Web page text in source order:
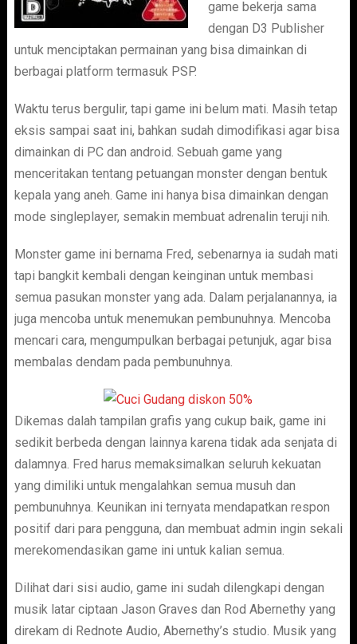
game bekerja sama
dengan D3 Publisher
untuk menciptakan permainan yang bisa dimainkan di
berbagai platform termasuk PSP.
Waktu terus bergulir, tapi game ini belum mati. Masih tetap
eksis sampai saat ini, bahkan sudah dimodifikasi agar bisa
dimainkan di PC dan android. Sebuah game yang
menceritakan tentang petuangan monster dengan bentuk
kepala yang aneh. Game ini hanya bisa dimainkan dengan
mode singleplayer, semakin membuat adrenalin teruji nih.
Monster game ini bernama Fred, sebenarnya ia sudah mati
tapi bangkit kembali dengan keinginan untuk membasi
semua pasukan monster yang ada. Dalam perjalanannya, ia
juga mencoba untuk menemukan pembunuhnya. Mencoba
mencari cara, mengumpulkan berbagai petunjuk, agar bisa
membalas dendam pada pembunuhnya.
Dikemas dalah tampilan grafis yang cukup baik, game ini
sedikit berbeda dengan lainnya karena tidak ada senjata di
dalamnya. Fred harus memaksimalkan seluruh kekuatan
yang dimiliki untuk mengalahkan semua musuh dan
pembunuhnya. Keunikan ini ternyata mendapatkan respon
positif dari para pengguna, dan membuat admin ingin sekali
merekomendasikan game ini untuk kalian semua.
Dilihat dari sisi audio, game ini sudah dilengkapi dengan
musik latar ciptaan Jason Graves dan Rod Abernethy yang
direkam di Rednote Audio, Abernethy’s studio. Musik yang